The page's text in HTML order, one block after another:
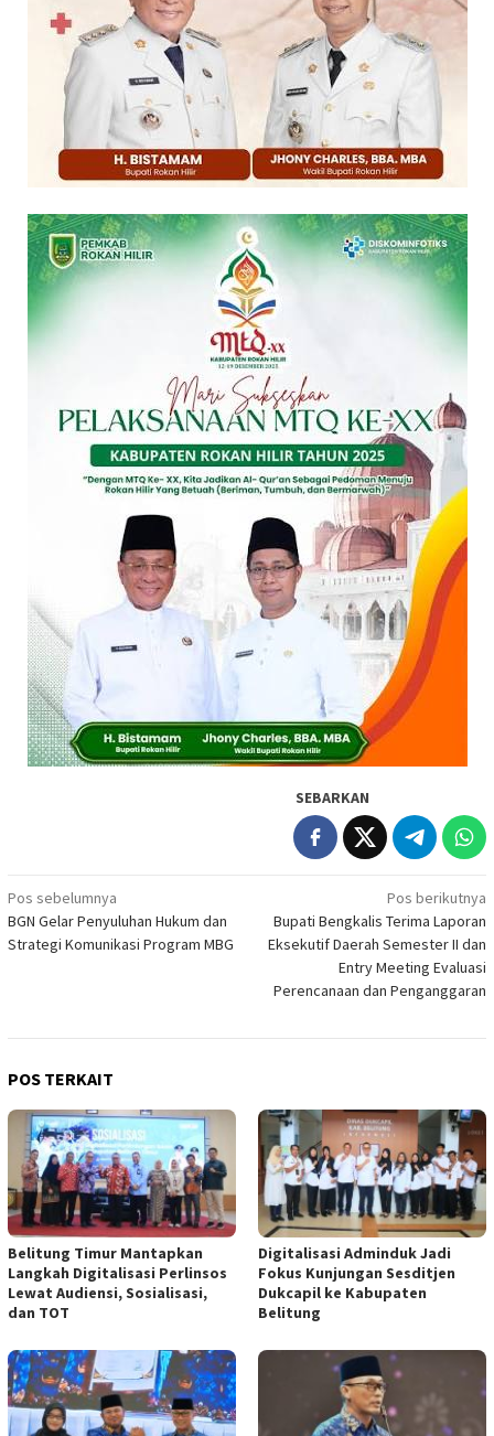
SEBARKAN
Navigasi
pos
Pos sebelumnya
BGN Gelar Penyuluhan Hukum dan
Strategi Komunikasi Program MBG
Pos berikutnya
Bupati Bengkalis Terima Laporan
Eksekutif Daerah Semester II dan
Entry Meeting Evaluasi
Perencanaan dan Penganggaran
POS TERKAIT
Belitung Timur Mantapkan
Langkah Digitalisasi Perlinsos
Lewat Audiensi, Sosialisasi,
dan TOT
Digitalisasi Adminduk Jadi
Fokus Kunjungan Sesditjen
Dukcapil ke Kabupaten
Belitung